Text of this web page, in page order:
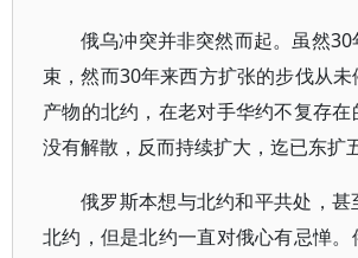
俄乌冲突并非突然而起。虽然
束，然而30年来西方扩张的步伐从
产物的北约，在老对手华约不复存在
没有解散，反而持续扩大，迄已东扩
俄罗斯本想与北约和平共处，甚
北约，但是北约一直对俄心有忌惮